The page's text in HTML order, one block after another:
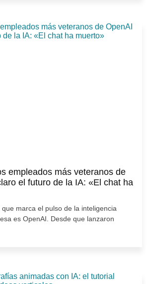
empleados más veteranos de
el futuro de la IA: «El chat ha
marca el pulso de la inteligencia
es OpenAI. Desde que lanzaron